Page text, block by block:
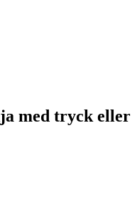
med tryck eller